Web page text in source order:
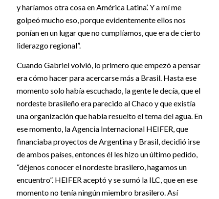
y haríamos otra cosa en América Latina’. Y a mí me
golpeó mucho eso, porque evidentemente ellos nos
ponían en un lugar que no cumplíamos, que era de cierto
liderazgo regional”.
Cuando Gabriel volvió, lo primero que empezó a pensar
era cómo hacer para acercarse más a Brasil. Hasta ese
momento solo había escuchado, la gente le decía, que el
nordeste brasileño era parecido al Chaco y que existía
una organización que había resuelto el tema del agua. En
ese momento, la Agencia Internacional HEIFER, que
financiaba proyectos de Argentina y Brasil, decidió irse
de ambos países, entonces él les hizo un último pedido,
“déjenos conocer el nordeste brasilero, hagamos un
encuentro”. HEIFER aceptó y se sumó la ILC, que en ese
momento no tenía ningún miembro brasilero. Así